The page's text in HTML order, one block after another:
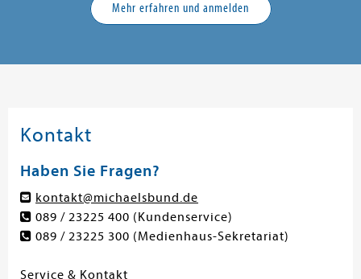
submenu
Mehr erfahren und anmelden
Kontakt
Haben Sie Fragen?
kontakt@michaelsbund.de
089 / 23225 400 (Kundenservice)
089 / 23225 300 (Medienhaus-Sekretariat)
Service & Kontakt